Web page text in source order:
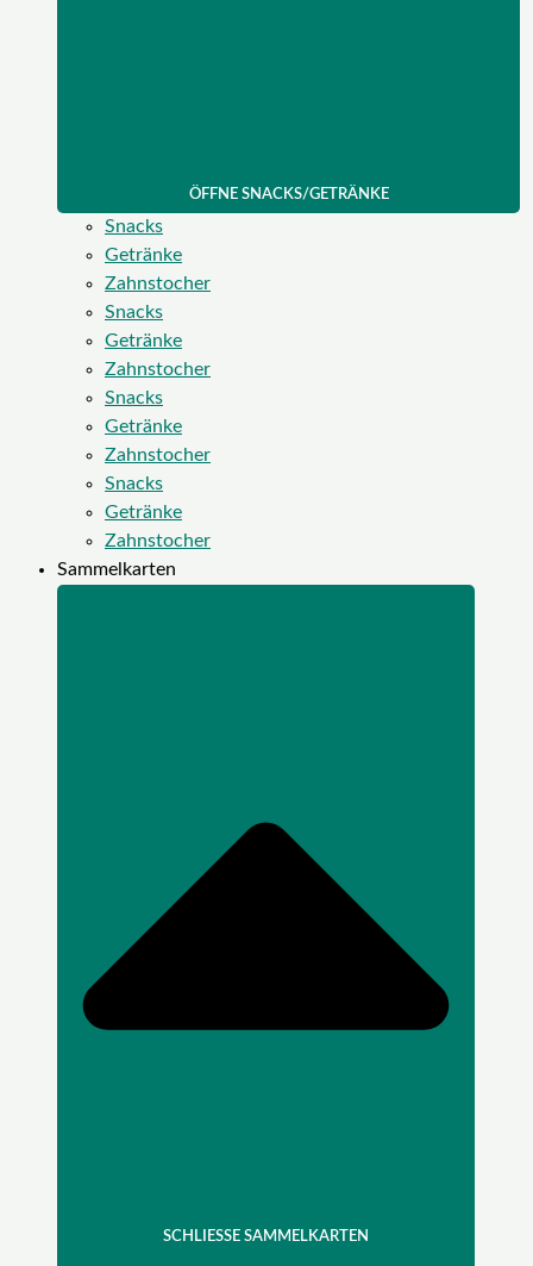
ÖFFNE SNACKS/GETRÄNKE
Snacks
Getränke
Zahnstocher
Snacks
Getränke
Zahnstocher
Snacks
Getränke
Zahnstocher
Snacks
Getränke
Zahnstocher
Sammelkarten
SCHLIESSE SAMMELKARTEN